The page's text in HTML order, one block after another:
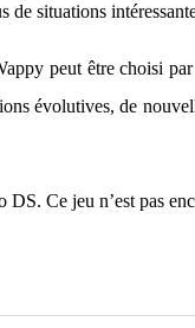
situations
peut être choisi
évolutives, de
Ce jeu n’est pas